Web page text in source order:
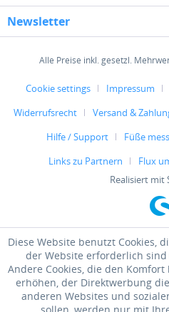
Newsletter
Alle Preise inkl. gesetzl.
Cookie settings Impressum
Widerrufsrecht
Versand &
Hilfe / Support
Füße
Links zu Partnern
Flux
Realisiert mit
Diese Website benutzt Cookies,
der Website erforderlich
Andere Cookies, die den
erhöhen, der Direktwerbung
anderen Websites und